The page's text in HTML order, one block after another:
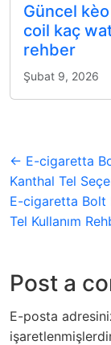
Güncel
coil kaç
rehber
Şubat 9, 2026
← E-cigaretta
Kanthal Tel
E-cigaretta Bolt
Tel Kullanım
Post a
E-posta